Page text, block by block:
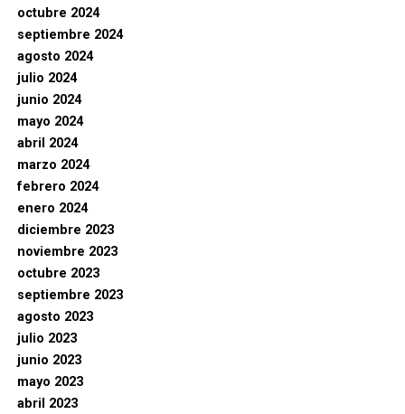
octubre 2024
septiembre 2024
agosto 2024
julio 2024
junio 2024
mayo 2024
abril 2024
marzo 2024
febrero 2024
enero 2024
diciembre 2023
noviembre 2023
octubre 2023
septiembre 2023
agosto 2023
julio 2023
junio 2023
mayo 2023
abril 2023